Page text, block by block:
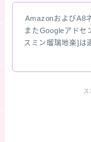
AmazonおよびA8
またGoogleアドセ
スミン瑠璃地楽]は